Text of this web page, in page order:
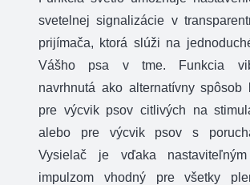
svetelnej signalizácie v
prijímača, ktorá slúži na
Vášho psa v tme. Funkcia
navrhnutá ako alternatívny spôsob
pre výcvik psov citlivých na
alebo pre výcvik psov s
Vysielač je vďaka nastaviteľným
impulzom vhodný pre všetky